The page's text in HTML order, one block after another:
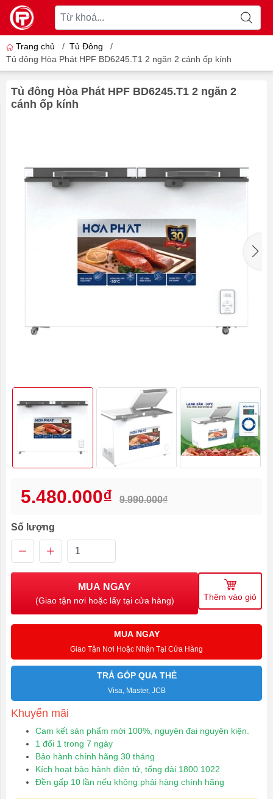
Trang chủ / Tủ Đông
/
Tủ đông Hòa Phát HPF BD6245.T1 2 ngăn 2 cánh ốp kính
Tủ đông Hòa Phát HPF BD6245.T1 2 ngăn 2
cánh ốp kính
5.480.000₫ 9.990.000₫
Số lượng
MUA NGAY
(Giao tận nơi hoặc lấy tại cửa hàng) Thêm vào giỏ
MUA NGAY
Giao Tận Nơi Hoặc Nhận Tại Cửa Hàng
TRẢ GÓP QUA THẺ
Visa, Master, JCB
Khuyến mãi
Cam kết sản phẩm mới 100%, nguyên đai nguyên kiện.
1 đổi 1 trong 7 ngày
Bảo hành chính hãng 30 tháng
Kích hoạt bảo hành điện tử, tổng đài 1800 1022
Đền gấp 10 lần nếu không phải hàng chính hãng